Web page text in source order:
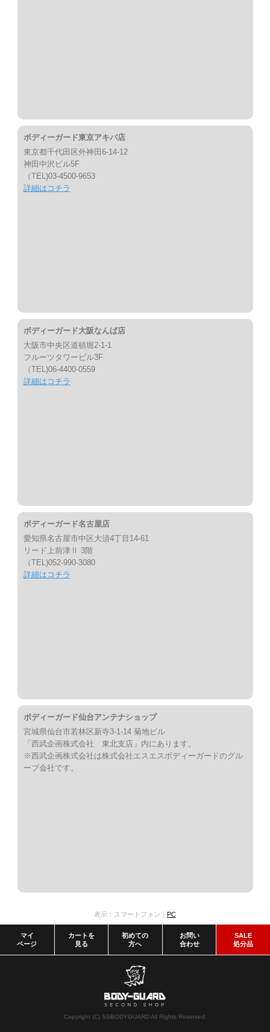
マイ
ページ
カートを
見る
初めての
方へ
お問い
合わせ
SALE
処分品
ボディーガード東京アキバ店
東京都千代田区外神田6-14-12
神田中沢ビル5F
（TEL)03-4500-9653
詳細はコチラ
ボディーガード大阪なんば店
大阪市中央区道頓堀2-1-1
フルーツタワービル3F
（TEL)06-4400-0559
詳細はコチラ
ボディーガード名古屋店
愛知県名古屋市中区大須4丁目14-61
リード上前津Ⅱ 3階
（TEL)052-990-3080
詳細はコチラ
ボディーガード仙台アンテナショップ
宮城県仙台市若林区新寺3-1-14 菊地ビル
「西武企画株式会社 東北支店」内にあります。
※西武企画株式会社は株式会社エスエスボディーガードのグル
ープ会社です。
表示：スマートフォン｜ PC
Copyright (C) SSBODYGUARD All Rights Reserved.